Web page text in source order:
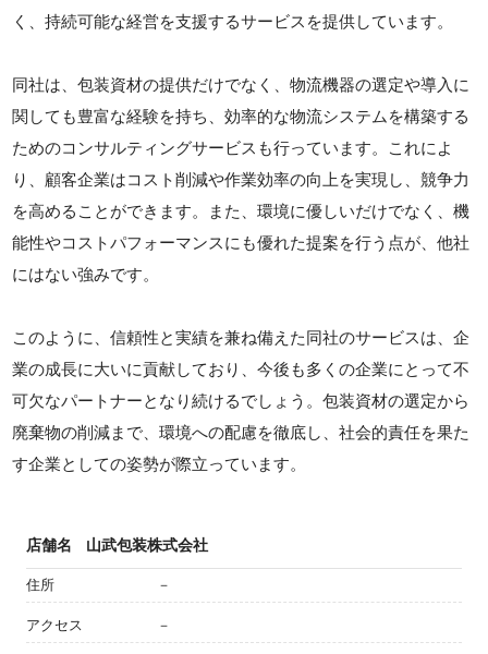
く、持続可能な経営を支援するサービスを提供しています。
同社は、包装資材の提供だけでなく、物流機器の選定や導入に
関しても豊富な経験を持ち、効率的な物流システムを構築する
ためのコンサルティングサービスも行っています。これによ
り、顧客企業はコスト削減や作業効率の向上を実現し、競争力
を高めることができます。また、環境に優しいだけでなく、機
能性やコストパフォーマンスにも優れた提案を行う点が、他社
にはない強みです。
このように、信頼性と実績を兼ね備えた同社のサービスは、企
業の成長に大いに貢献しており、今後も多くの企業にとって不
可欠なパートナーとなり続けるでしょう。包装資材の選定から
廃棄物の削減まで、環境への配慮を徹底し、社会的責任を果た
す企業としての姿勢が際立っています。
店舗名 山武包装株式会社
住所 －
アクセス －